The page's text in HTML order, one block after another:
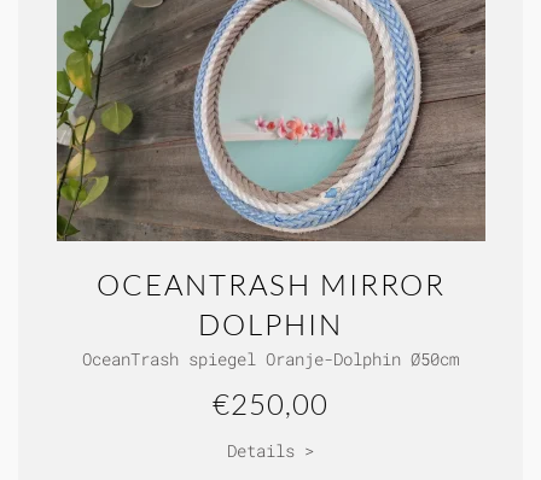
OCEANTRASH MIRROR
DOLPHIN
OceanTrash spiegel Oranje-Dolphin Ø50cm
€250,00
Details >